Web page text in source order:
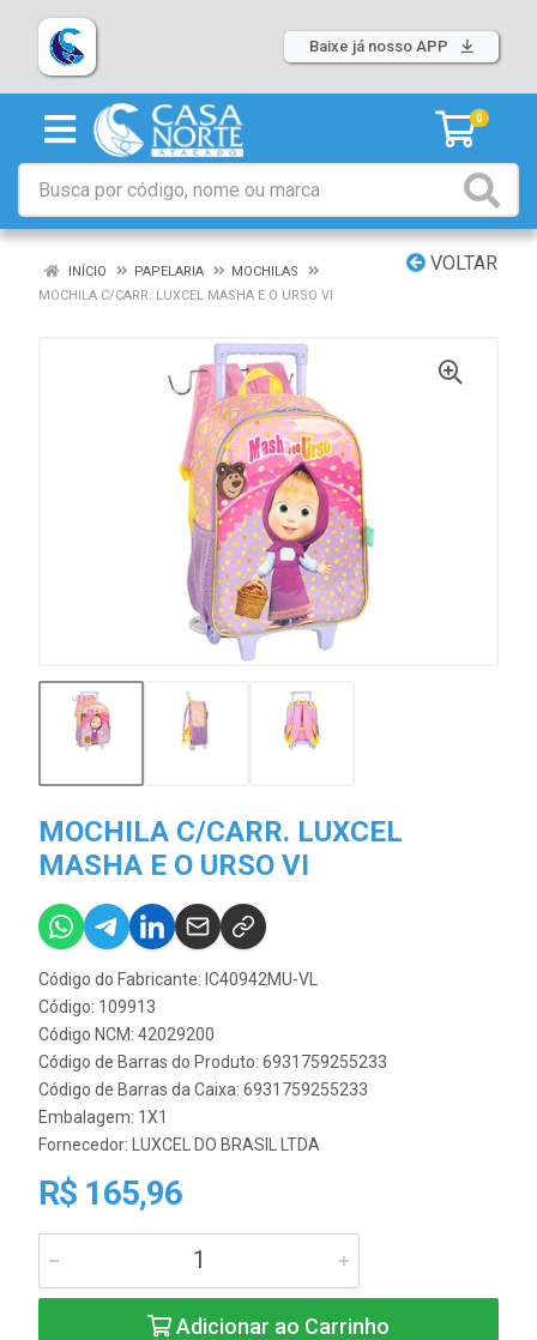
Baixe já nosso APP
0
VOLTAR
INÍCIO PAPELARIA
MOCHILAS
MOCHILA C/CARR. LUXCEL MASHA E O URSO VI
MOCHILA C/CARR. LUXCEL
MASHA E O URSO VI
Código do Fabricante: IC40942MU-VL
Código: 109913
Código NCM: 42029200
Código de Barras do Produto: 6931759255233
Código de Barras da Caixa: 6931759255233
Embalagem: 1X1
Fornecedor: LUXCEL DO BRASIL LTDA
R$ 165,96
Adicionar ao Carrinho